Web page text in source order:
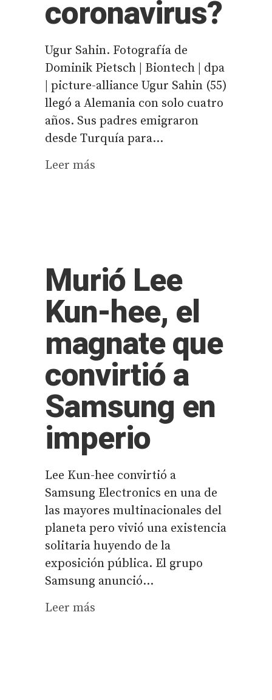
coronavirus?
Ugur Sahin. Fotografía de
Dominik Pietsch | Biontech | dpa
| picture-alliance Ugur Sahin (55)
llegó a Alemania con solo cuatro
años. Sus padres emigraron
desde Turquía para...
Leer más
Murió Lee
Kun-hee, el
magnate que
convirtió a
Samsung en
imperio
Lee Kun-hee convirtió a
Samsung Electronics en una de
las mayores multinacionales del
planeta pero vivió una existencia
solitaria huyendo de la
exposición pública. El grupo
Samsung anunció...
Leer más